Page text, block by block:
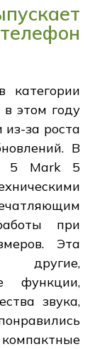
категории
этом году
из-за роста
В
5 Mark 5
при
Эта
другие,
функции,
звука,